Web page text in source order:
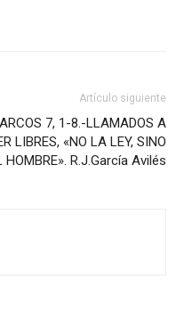
Artículo siguiente
7, 1-8.-LLAMADOS A
LIBRES, «NO LA LEY, SINO
HOMBRE». R.J.García Avilés